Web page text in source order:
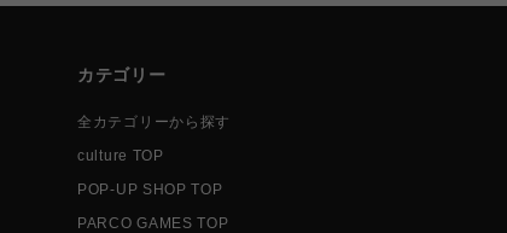
カテゴリー
全カテゴリーから探す
culture TOP
POP-UP SHOP TOP
PARCO GAMES TOP